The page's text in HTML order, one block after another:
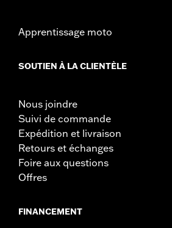
Apprentissage moto
SOUTIEN À LA CLIENTÈLE
Nous joindre
Suivi de commande
Expédition et livraison
Retours et échanges
Foire aux questions
Offres
FINANCEMENT